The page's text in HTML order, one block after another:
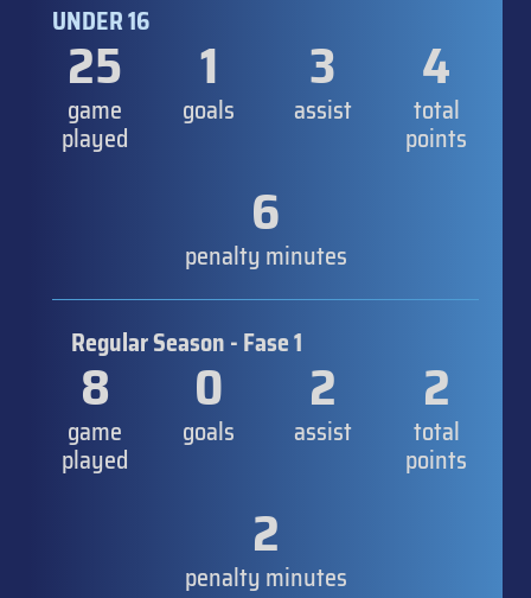
UNDER 16
25
game
played
1
goals
3
assist
4
total
points
6
penalty minutes
Regular Season - Fase 1
8
game
played
0
goals
2
assist
2
total
points
2
penalty minutes